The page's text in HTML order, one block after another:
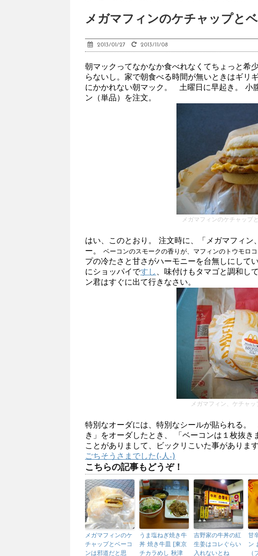
メガマフィンのケチャップと
2013/01/27 2013/11/08
朝マックってなかなか食べれなくてちょっと希
らないし。家で朝食べる時間が無いときはギリ
にかかれない朝マック。 土曜日に早起き。 小
ン（単品）を注文。
メガマフィンのケチャップ
はい、このとおり。 注文時に、「メガマフィ
ー。
ベーコンのスモークの香りが、マフィンのトウモロ
プの冷たさと甘さがハーモニーを台無しにして
にショッパイですし 、味付けもタマゴと調和し
ン君はすぐに出て行きなさい。
メガマフィン、ケチャッ
特別なオーダには、特別なシールが貼られる
き」をオーダしたとき、 「ベーコンは１枚抜
ことがありまして、ビックリこいた事があり
ごちそうさまでした(-人-)
こちらの記事もどうぞ！
メガマフィンのケ
チャップとベーコ
ンは邪道だと思
うま塩ねぎ焼き牛
丼 焼き牛皿 [東京
チカラめし 秋津
吉野家の牛丼の紅
生姜はコレぐらい
入れないとね
甘
ン
（